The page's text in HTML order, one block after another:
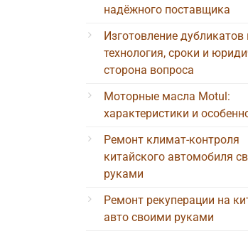
надёжного поставщика
Изготовление
технология, сроки и
сторона вопроса
Моторные масла Motul:
характеристики и
Ремонт климат-контроля
китайского автомобиля
руками
Ремонт рекуперации на
авто своими руками